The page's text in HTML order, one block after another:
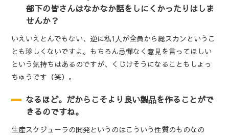
部下の皆さんはなかなか話をしにくかったりはしま
せんか？
いえいえとんでもない、逆に私1人が全員から総スカンというこ
とも珍しくないですよ。もちろん忌憚なく意見を言ってほしい
という気持ちはあるのですが、くじけそうになることもしょっ
ちゅうです（笑）。
なるほど。だからこそより良い製品を作ることがで
きるのですね。
生産スケジューラの開発というのはこういう性質のものなの